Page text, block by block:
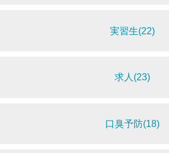
実習生(22)
求人(23)
口臭予防(18)